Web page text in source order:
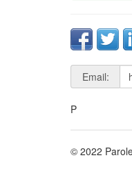
Email:
P
© 2022